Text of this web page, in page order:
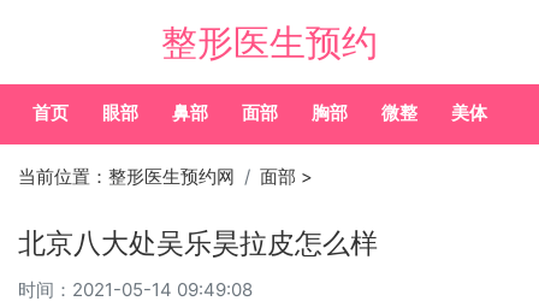
整形医生预约
首页 眼部 鼻部 面部 胸部 微整 美体
当前位置： 整形医生预约网 面部 >
北京八大处吴乐昊拉皮怎么样
时间： 2021-05-14 09:49:08